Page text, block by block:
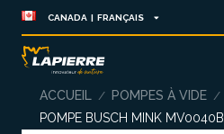
CANADA | FRANÇAIS
ACCUEIL / POMPES À VIDE /
POMPE BUSCH MINK MV0040B